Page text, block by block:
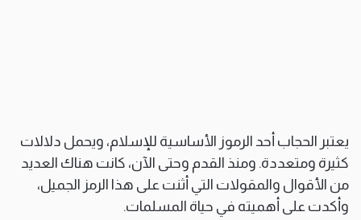
يعتبر الحجاب أحد الرموز الأساسية للإسلام، ويحمل دلالات
كثيرة ومتعددة. ومنذ القدم وحتى الآن، كانت هناك العديد
من الأقوال والمقولات التي أثنت على هذا الرمز الجميل،
وأكدت على أهميته في حياة المسلمات.